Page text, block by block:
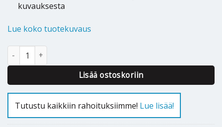
kuvauksesta
Lue koko tuotekuvaus
Metro Modul emalivaraajan venttiiliryhmä LK 1825 - 2736849999
Lisää ostoskoriin
Tutustu kaikkiin rahoituksiimme! Lue lisää!